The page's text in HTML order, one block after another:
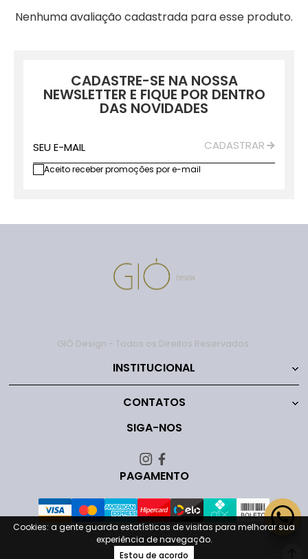
Nenhuma avaliação cadastrada para esse produto.
CADASTRE-SE NA NOSSA
NEWSLETTER E FIQUE POR DENTRO
DAS NOVIDADES
SEU E-MAIL CADASTRAR
Aceito receber promoções por e-mail
GIÓ Design - Todos os Direitos Reservados.
INSTITUCIONAL
CONTATOS
SIGA-NOS
PAGAMENTO
Cookies: a gente guarda estatísticas de visitas para melhorar sua
experiência de navegação.
Estou de acordo